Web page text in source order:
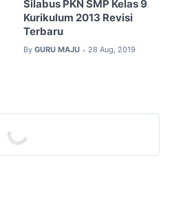
Silabus PKN SMP Kelas 9
Kurikulum 2013 Revisi
Terbaru
By GURU MAJU • 28 Aug, 2019